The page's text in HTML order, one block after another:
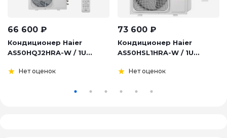
66 600 ₽
Кондиционер Haier
AS50HQJ2HRA-W / 1U...
Нет оценок
73 600 ₽
Кондиционер Haier
AS50HSL1HRA-W / 1U...
Нет оценок